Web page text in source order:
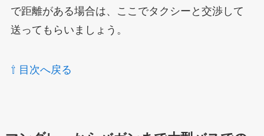
で距離がある場合は、ここでタクシーと交渉して
送ってもらいましょう。
⇧ 目次へ戻る